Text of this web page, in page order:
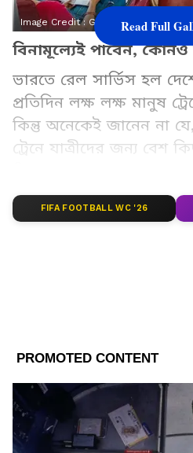
Image Credit : Gemini
বিনামূল্যেই পাবেন, কোনও
ভারতে রেল সার্ভিস হল
প্রতিদিন লক্ষ লক্ষ মানুষ
কিন্তু অনেকেই জানেন না
ট্রেনে যাত্রীদের জন্য বেশ
গুরুত্বপূর্ণ ফ্রি পরিষেবা
বিনামূল্যেই পাবেন, কোনও
5
Read Full
FIFA FOOTBALL WC '26